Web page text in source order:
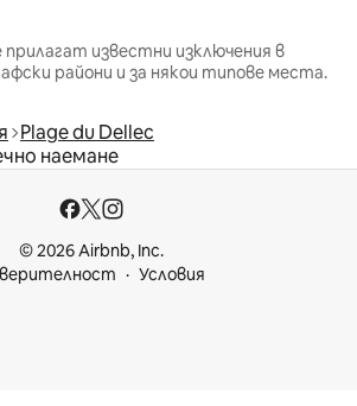
прилагат известни изключения в
райони и за някои типове места.
Plage du Dellec
наемане
© 2026 Airbnb, Inc.
Условия